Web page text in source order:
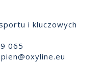
i kluczowych
065